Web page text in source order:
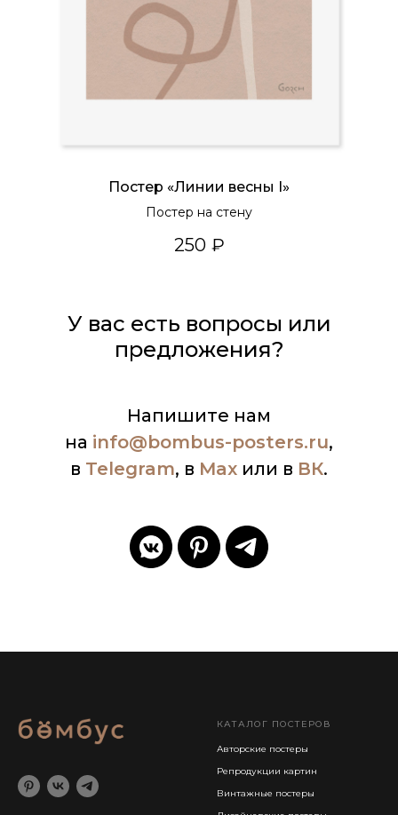
Постер «Линии весны I»
Постер на стену
250 ₽
У вас есть вопросы или
предложения?
Напишите нам
на info@bombus-posters.ru,
в Telegram, в Max или в ВК.
КАТАЛОГ ПОСТЕРОВ
Авторские постеры
Репродукции картин
Винтажные постеры